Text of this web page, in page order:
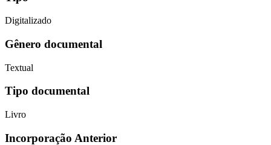
Digitalizado
Gênero documental
Textual
Tipo documental
Livro
Incorporação Anterior